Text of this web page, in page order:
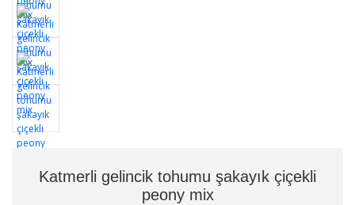
Katmerli gelincik tohumu şakayık çiçekli
peony mix